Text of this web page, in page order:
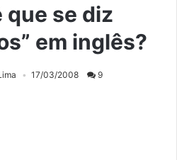
que se diz
em inglês?
17/03/2008 9